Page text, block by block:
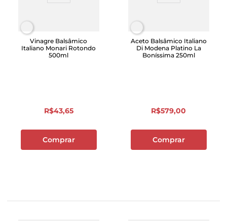
Vinagre Balsâmico
Italiano Monari Rotondo
500ml
R$43,65
Comprar
Aceto Balsâmico Italiano
Di Modena Platino La
Boníssima 250ml
R$579,00
Comprar